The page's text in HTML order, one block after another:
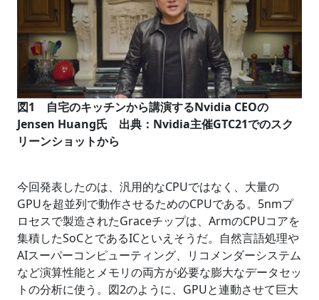
図1 自宅のキッチンから講演するNvidia CEOの
Jensen Huang氏 出典：Nvidia主催GTC21でのスク
リーンショットから
今回発表したのは、汎用的なCPUではなく、大量の
GPUを超並列で動作させるためのCPUである。5nmプ
ロセスで製造されたGraceチップは、ArmのCPUコアを
集積したSoCとであるICといえそうだ。自然言語処理や
AIスーパーコンピューティング、リコメンダーシステム
など演算性能とメモリの両方が必要な膨大なデータセッ
トの分析に使う。図2のように、GPUと連動させて巨大